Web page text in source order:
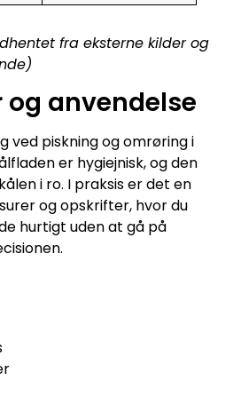
fra eksterne kilder og
og anvendelse
ved piskning og omrøring i
er hygiejnisk, og den
i ro. I praksis er det en
og opskrifter, hvor du
hurtigt uden at gå på